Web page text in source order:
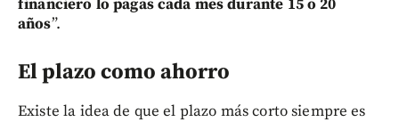
financiero lo pagas cada mes durante 15 o 20
años”.
El plazo como ahorro
Existe la idea de que el plazo más corto siempre es